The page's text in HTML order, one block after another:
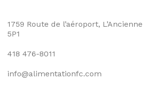
1759 Route de l’aéroport,
5P1
418 476-8011
info@alimentationfc.com